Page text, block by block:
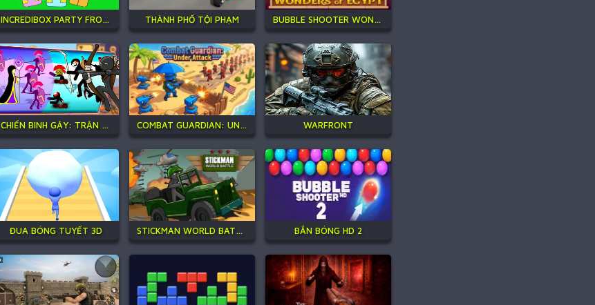
INCREDIBOX PARTY FROZEN SPRUNKI BEAT THÀNH PHỐ TỘI PHẠM BUBBLE SHOOTER WONDERS OF EGYPT
CHIẾN BINH GẬY: TRẬN CHIẾN MỚI COMBAT GUARDIAN: UNDER ATTACK WARFRONT
ĐUA BÓNG TUYẾT 3D STICKMAN WORLD BATTLE BẮN BÓNG HD 2